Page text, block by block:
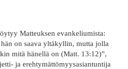
Matteuksen evankeliumista:
on saava yltäkyllin, mutta jolla
mitä hänellä on (Matt. 13:12)”,
ja erehtymättömyysasiantuntija